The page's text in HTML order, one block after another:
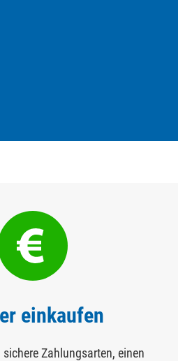
einkaufen
Zahlungsarten, einen